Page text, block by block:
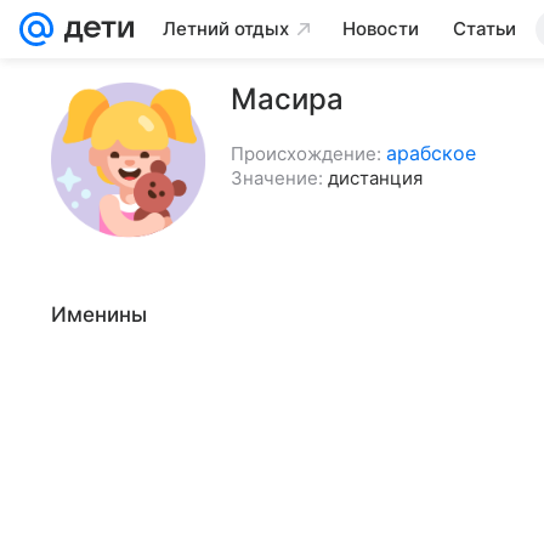
Летний отдых Новости Статьи
Масира
Происхождение: арабское
Значение: дистанция
Именины